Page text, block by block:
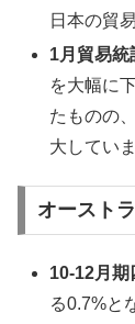
日本の貿
1月貿易統
を大幅に
たものの
大していま
オースト
10-12月期
る0.7%と